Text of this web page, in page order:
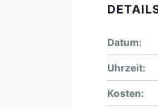
Datum:
Uhrzeit:
Kosten: